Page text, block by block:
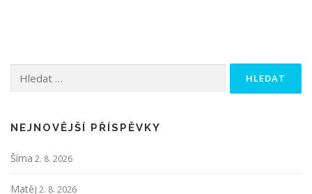
NEJNOVĚJŠÍ PŘÍSPĚVKY
Šíma 2. 8. 2026
Matěj 2. 8. 2026